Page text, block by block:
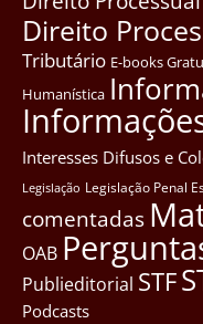
Direito
Tributário E-books
Humanística
Interesses Difusos e
Legislação Legislação Penal
comentadas
OAB
Publieditorial STF
Podcasts